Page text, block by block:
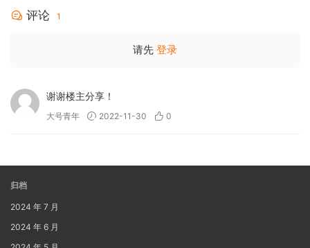
评论 1
请先 登录
谢谢楼主分享！
大号青年 2022-11-30 0
归档
2024 年 7 月
2024 年 6 月